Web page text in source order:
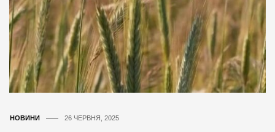
НОВИНИ 26 ЧЕРВНЯ, 2025